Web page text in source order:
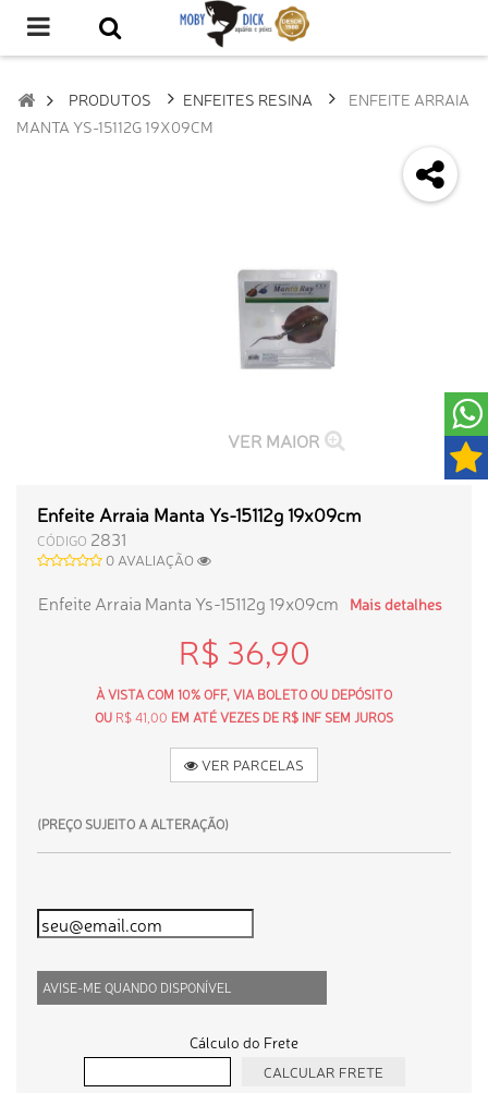
PRODUTOS ENFEITES RESINA
ENFEITE ARRAIA
MANTA YS-15112G 19X09CM
VER MAIOR
Enfeite Arraia Manta Ys-15112g 19x09cm
CÓDIGO 2831
0 AVALIAÇÃO
Enfeite Arraia Manta Ys-15112g 19x09cm Mais detalhes
R$ 36,90
À VISTA COM 10% OFF, VIA BOLETO OU DEPÓSITO
OU R$ 41,00 EM ATÉ VEZES DE R$ INF SEM JUROS
VER PARCELAS
(PREÇO SUJEITO A ALTERAÇÃO)
AVISE-ME QUANDO DISPONÍVEL
Cálculo do Frete